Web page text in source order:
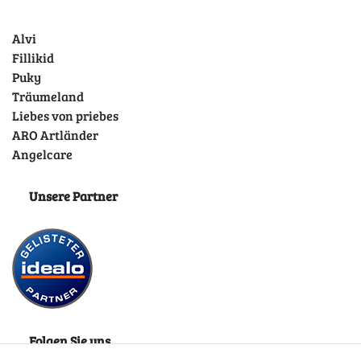
Alvi
Fillikid
Puky
Träumeland
Liebes von priebes
ARO Artländer
Angelcare
Unsere Partner
Folgen Sie uns